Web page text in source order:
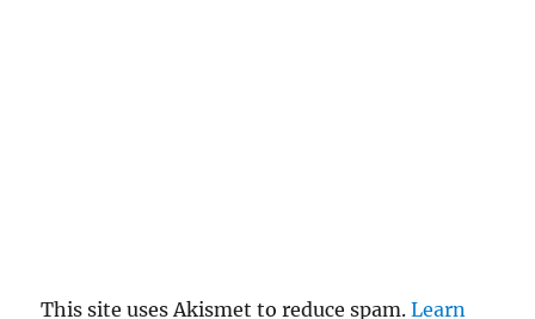
This site uses Akismet to reduce spam.Learn